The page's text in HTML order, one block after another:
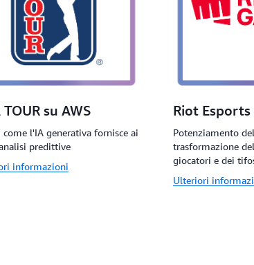
TOUR su AWS
come l'IA generativa fornisce ai
predittive
informazioni
Riot Esports
Potenziamento
trasformazione
giocatori e dei
Ulteriori